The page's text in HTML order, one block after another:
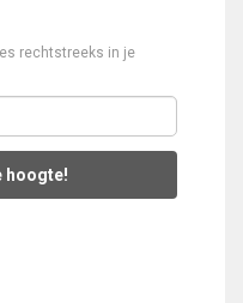
rechtstreeks in je
hoogte!